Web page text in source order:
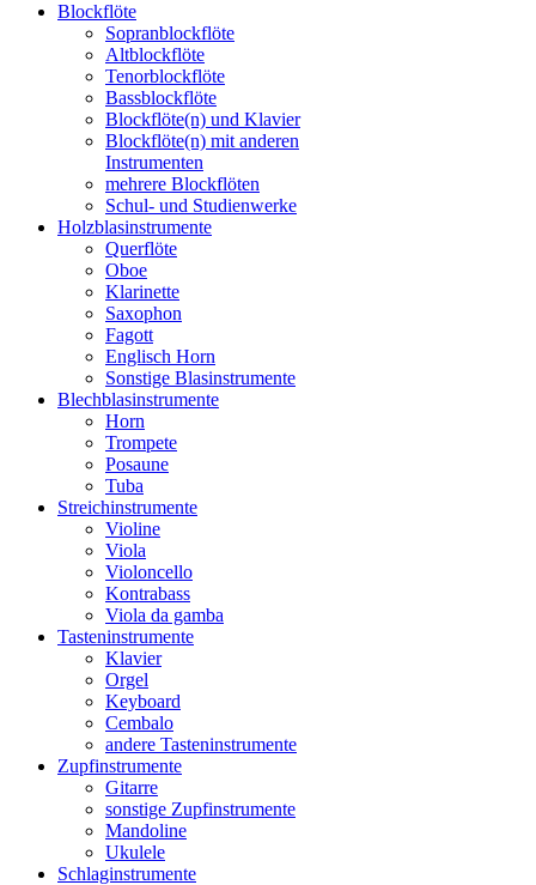
Blockflöte
Sopranblockflöte
Altblockflöte
Tenorblockflöte
Bassblockflöte
Blockflöte(n) und Klavier
Blockflöte(n) mit anderen
Instrumenten
mehrere Blockflöten
Schul- und Studienwerke
Holzblasinstrumente
Querflöte
Oboe
Klarinette
Saxophon
Fagott
Englisch Horn
Sonstige Blasinstrumente
Blechblasinstrumente
Horn
Trompete
Posaune
Tuba
Streichinstrumente
Violine
Viola
Violoncello
Kontrabass
Viola da gamba
Tasteninstrumente
Klavier
Orgel
Keyboard
Cembalo
andere Tasteninstrumente
Zupfinstrumente
Gitarre
sonstige Zupfinstrumente
Mandoline
Ukulele
Schlaginstrumente